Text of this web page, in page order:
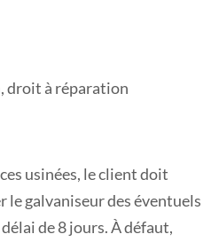
droit à réparation
usinées, le client doit
le galvaniseur des éventuels
de 8 jours. À défaut,